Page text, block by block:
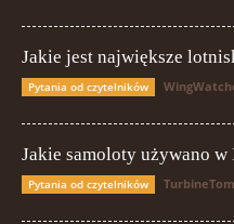
Jakie jest największe
Pytania od czytelników
Jakie samoloty używano
Pytania od czytelników TurbineTom